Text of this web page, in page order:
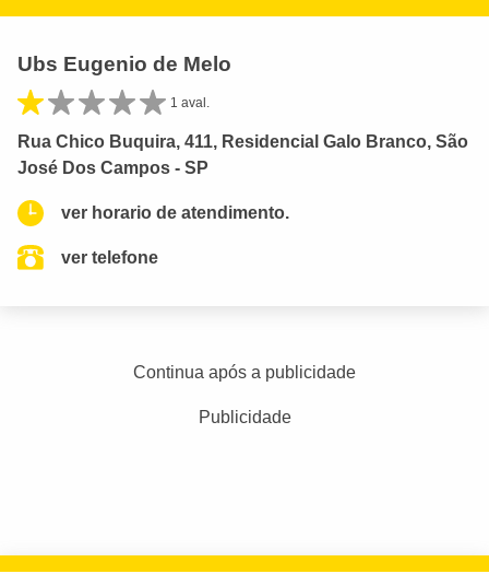
Ubs Eugenio de Melo
1 aval.
Rua Chico Buquira, 411, Residencial Galo Branco, São
José Dos Campos - SP
ver horario de atendimento.
ver telefone
Continua após a publicidade
Publicidade